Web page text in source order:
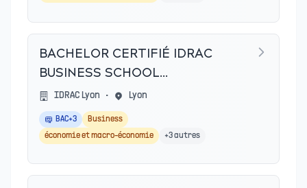
BACHELOR CERTIFIÉ IDRAC
BUSINESS SCHOOL
(AMIENS,BORDEAUX)
IDRAC Lyon • Lyon
BAC+3
Business
économie et macro-économie
+3autres